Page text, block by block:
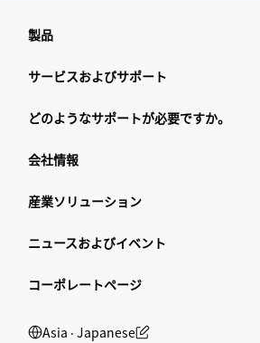
製品
サービスおよびサポート
どのようなサポートが必要ですか。
会社情報
産業ソリューション
ニュースおよびイベント
コーポレートページ
Asia ‧ Japanese